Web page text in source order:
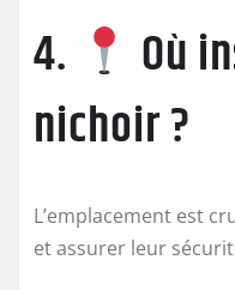
4.
Où
nichoir ?
L’emplacement est
et assurer leur